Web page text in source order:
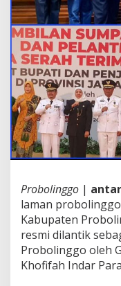
Probolinggo |
laman
Kabupaten
resmi dilantik
Probolinggo oleh
Khofifah Indar